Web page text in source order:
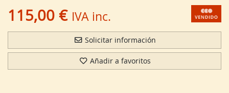
115,00 € IVA inc.
Solicitar información
Añadir a favoritos